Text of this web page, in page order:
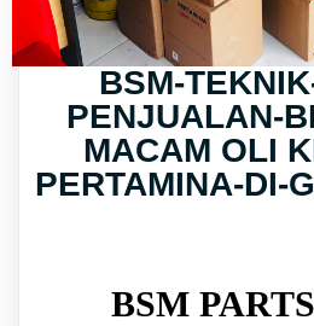
BSM-
PENJUALAN-
MACAM OLI
PERTAMINA-DI-
BSM